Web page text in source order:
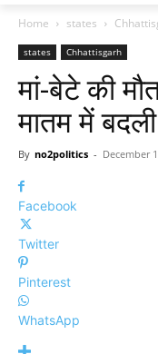
Home states
states Chhattisgarh
मां-बेटे की
मातम में बदली
By no2politics - December
Facebook
Twitter
Pinterest
WhatsApp